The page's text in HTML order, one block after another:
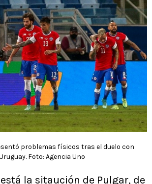
problemas físicos tras el duelo con
Foto: Agencia Uno
la sitaución de Pulgar, de